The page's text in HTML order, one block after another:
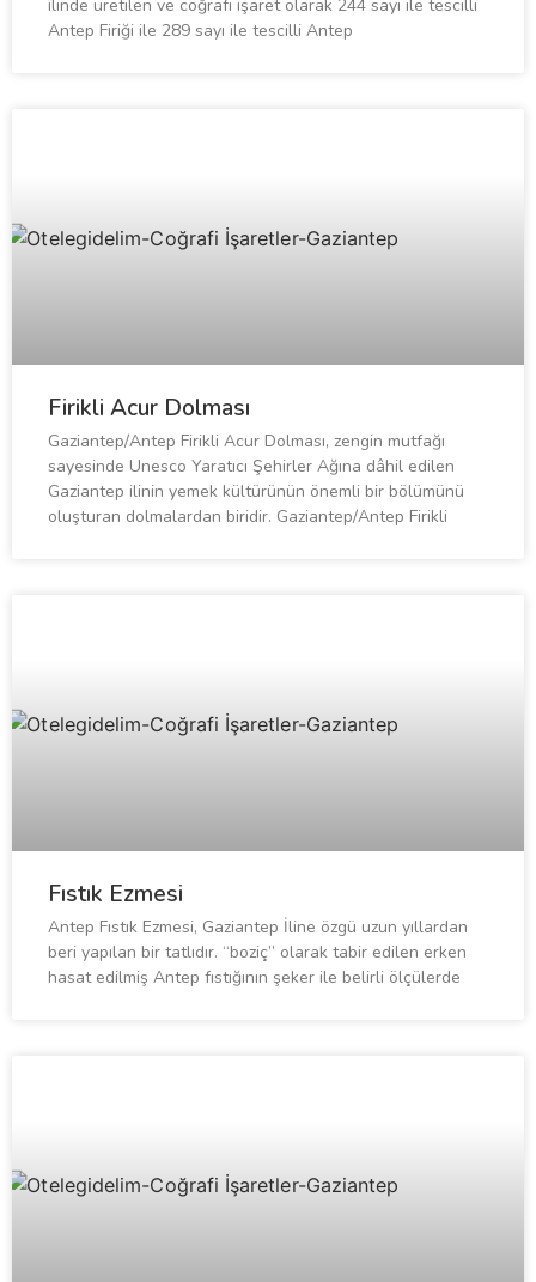
ilinde üretilen ve coğrafi işaret olarak 244 sayı ile tescilli
Antep Firiği ile 289 sayı ile tescilli Antep
Firikli Acur Dolması
Gaziantep/Antep Firikli Acur Dolması, zengin mutfağı
sayesinde Unesco Yaratıcı Şehirler Ağına dâhil edilen
Gaziantep ilinin yemek kültürünün önemli bir bölümünü
oluşturan dolmalardan biridir. Gaziantep/Antep Firikli
Fıstık Ezmesi
Antep Fıstık Ezmesi, Gaziantep İline özgü uzun yıllardan
beri yapılan bir tatlıdır. “boziç” olarak tabir edilen erken
hasat edilmiş Antep fıstığının şeker ile belirli ölçülerde